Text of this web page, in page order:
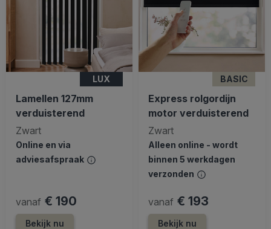
LUX
Lamellen 127mm
verduisterend
Zwart
Online en via
adviesafspraak
vanaf € 190
Bekijk nu
BASIC
Express rolgordijn
motor verduisterend
Zwart
Alleen online - wordt
binnen 5 werkdagen
verzonden
vanaf € 193
Bekijk nu